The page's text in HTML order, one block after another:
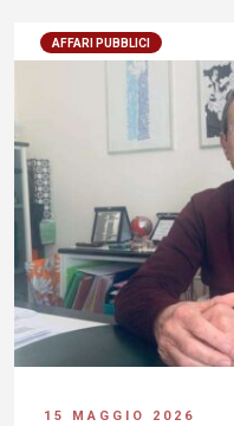
AFFARI PUBBLICI
15 MAGGIO 2026